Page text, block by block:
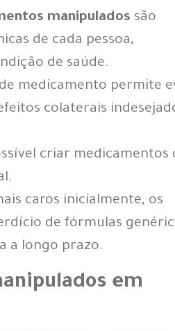
manipulados são
de cada pessoa,
de saúde.
medicamento permite
colaterais
criar medicamentos
caros inicialmente, os
de fórmulas
a longo prazo.
em